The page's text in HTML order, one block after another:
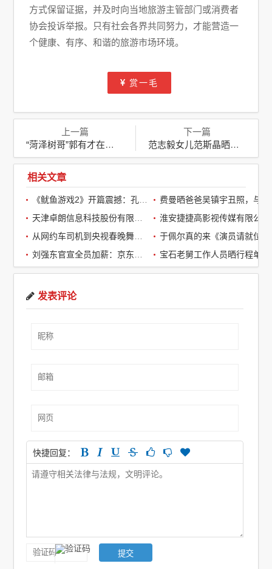
方式保留证据，并及时向当地旅游主管部门或消费者
协会投诉举报。只有社会各界共同努力，才能营造一
个健康、有序、和谐的旅游市场环境。
赏一毛
上一篇
“菏泽树哥”郭有才在武汉直播，千万粉丝共襄盛举
下一篇
范志毅女儿范斯晶晒日常照，青春风采闪耀社交媒体
相关文章
淮安捷捷高影视传媒有限公司
发表评论
快捷回复：